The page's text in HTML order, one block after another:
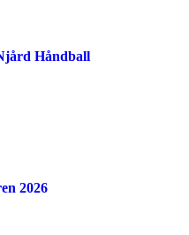
Håndball
2026